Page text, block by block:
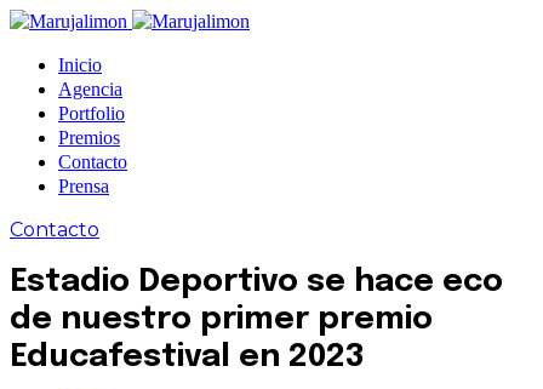
Inicio
Agencia
Portfolio
Premios
Contacto
Prensa
Contacto
Estadio Deportivo se hace eco
de nuestro primer premio
Educafestival en 2023